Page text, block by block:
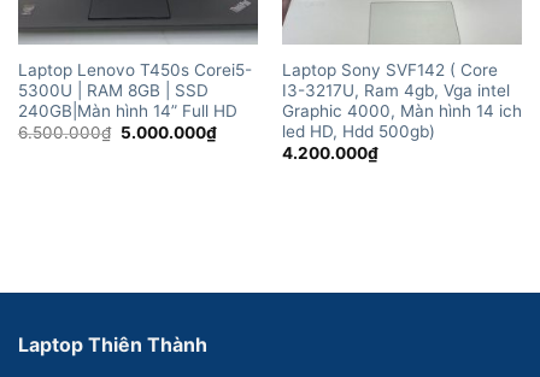
Laptop Lenovo T450s Corei5-
5300U | RAM 8GB | SSD
240GB|Màn hình 14” Full HD
6.500.000₫ Giá
5.000.000₫Giá
hiện
Laptop Sony SVF142 ( Core
I3-3217U, Ram 4gb, Vga intel
Graphic 4000, Màn hình 14 ich
led HD, Hdd 500gb)
4.200.000₫
Laptop Thiên Thành